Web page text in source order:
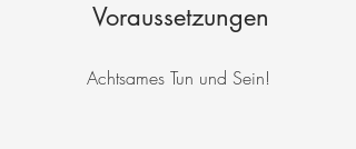
Voraussetzungen
Achtsames Tun und Sein!